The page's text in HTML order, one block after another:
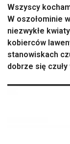
Wszyscy
W oszołominie
niezwykłe
kobierców
stanowiskach
dobrze się